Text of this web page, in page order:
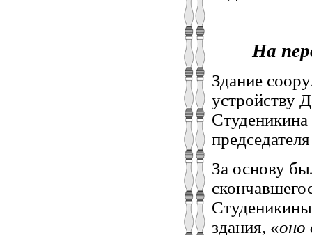
На
Здание
устройству
За основу
здания, «оно